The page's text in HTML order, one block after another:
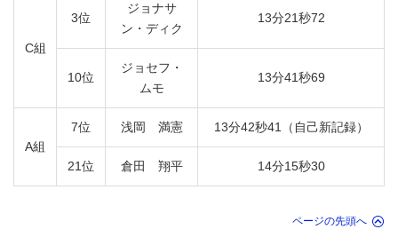
C組
3位
ジョナサ
ン・ディク
13分21秒72
10位
ジョセフ・
ムモ
13分41秒69
A組
7位 浅岡 満憲 13分42秒41（自己新記録）
21位 倉田 翔平 14分15秒30
ページの先頭へ